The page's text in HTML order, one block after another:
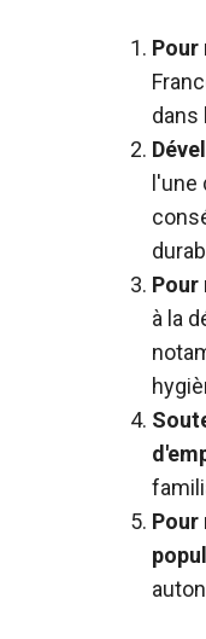
Pour
dans
l'une
Pour
à la
Pour